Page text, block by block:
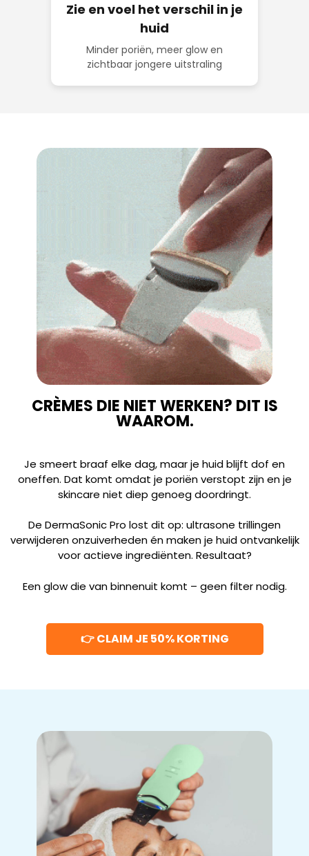
Zie en voel het verschil in je
huid
Minder poriën, meer glow en
zichtbaar jongere uitstraling
CRÈMES DIE NIET WERKEN? DIT IS
WAAROM.
Je smeert braaf elke dag, maar je huid blijft dof en
oneffen. Dat komt omdat je poriën verstopt zijn en je
skincare niet diep genoeg doordringt.
De DermaSonic Pro lost dit op: ultrasone trillingen
verwijderen onzuiverheden én maken je huid ontvankelijk
voor actieve ingrediënten. Resultaat?
Een glow die van binnenuit komt – geen filter nodig.
👉 CLAIM JE 50% KORTING